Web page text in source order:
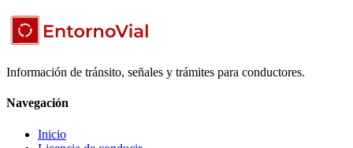
Información de tránsito, señales y trámites para conductores.
Navegación
Inicio